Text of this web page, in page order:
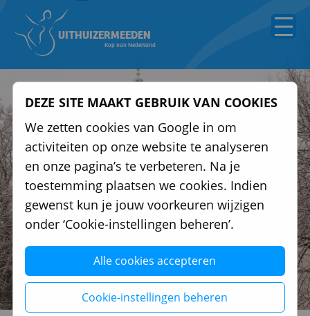
Kop van Nederland
UITHUIZERMEEDEN
Foto: Foto: Remy Vaartjes
WINTER IN UITHUIZERMEEDEN
DEZE SITE MAAKT GEBRUIK VAN COOKIES
We zetten cookies van Google in om
activiteiten op onze website te analyseren
en onze pagina’s te verbeteren. Na je
toestemming plaatsen we cookies. Indien
gewenst kun je jouw voorkeuren wijzigen
onder ‘Cookie-instellingen beheren’.
Alle cookies accepteren
Cookie-instellingen beheren